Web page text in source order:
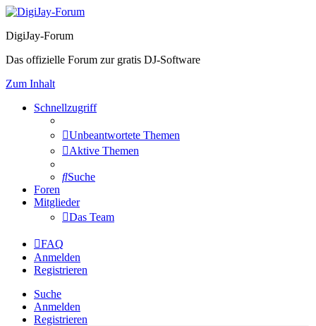
DigiJay-Forum
Das offizielle Forum zur gratis DJ-Software
Zum Inhalt
Schnellzugriff
Unbeantwortete Themen
Aktive Themen
Suche
Foren
Mitglieder
Das Team
FAQ
Anmelden
Registrieren
Suche
Anmelden
Registrieren